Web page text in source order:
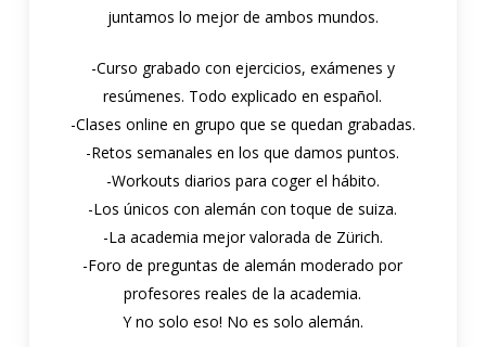
juntamos lo mejor de ambos mundos.
-Curso grabado con ejercicios, exámenes y
resúmenes. Todo explicado en español.
-Clases online en grupo que se quedan grabadas.
-Retos semanales en los que damos puntos.
-Workouts diarios para coger el hábito.
-Los únicos con alemán con toque de suiza.
-La academia mejor valorada de Zürich.
-Foro de preguntas de alemán moderado por
profesores reales de la academia.
Y no solo eso! No es solo alemán.